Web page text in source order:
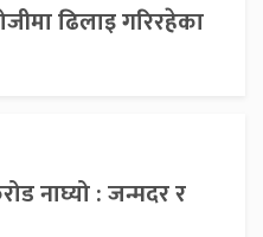
ढिलाइ गरिरहेका
नाघ्यो : जन्मदर र